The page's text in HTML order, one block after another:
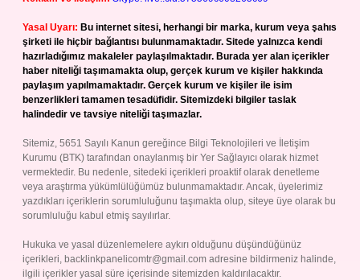
Yasal Uyarı: Bu internet sitesi, herhangi bir marka, kurum veya şahıs
şirketi ile hiçbir bağlantısı bulunmamaktadır. Sitede yalnızca kendi
hazırladığımız makaleler paylaşılmaktadır. Burada yer alan içerikler
haber niteliği taşımamakta olup, gerçek kurum ve kişiler hakkında
paylaşım yapılmamaktadır. Gerçek kurum ve kişiler ile isim
benzerlikleri tamamen tesadüfidir. Sitemizdeki bilgiler taslak
halindedir ve tavsiye niteliği taşımazlar.
Sitemiz, 5651 Sayılı Kanun gereğince Bilgi Teknolojileri ve İletişim
Kurumu (BTK) tarafından onaylanmış bir Yer Sağlayıcı olarak hizmet
vermektedir. Bu nedenle, sitedeki içerikleri proaktif olarak denetleme
veya araştırma yükümlülüğümüz bulunmamaktadır. Ancak, üyelerimiz
yazdıkları içeriklerin sorumluluğunu taşımakta olup, siteye üye olarak bu
sorumluluğu kabul etmiş sayılırlar.
Hukuka ve yasal düzenlemelere aykırı olduğunu düşündüğünüz
içerikleri, backlinkpanelicomtr@gmail.com adresine bildirmeniz halinde,
ilgili içerikler yasal süre içerisinde sitemizden kaldırılacaktır.